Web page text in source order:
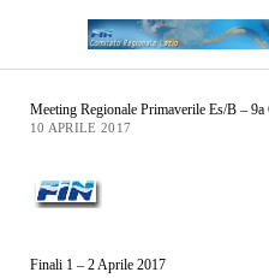
Meeting Regionale Primaverile Es/B – 9a
10 APRILE 2017
Finali 1 – 2 Aprile 2017